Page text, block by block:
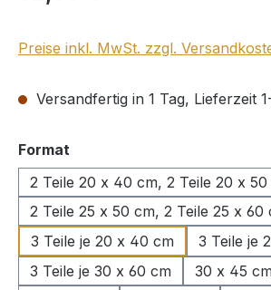
Preise inkl. MwSt. zzgl.
Versandfertig in 1 Tag, Lieferzeit
Format
2 Teile 20 x 40 cm, 2 Teile 20 x
2 Teile 25 x 50 cm, 2 Teile 25 x 60
3 Teile je 20 x 40 cm
3 Teile je
3 Teile je 30 x 60 cm
30 x 45